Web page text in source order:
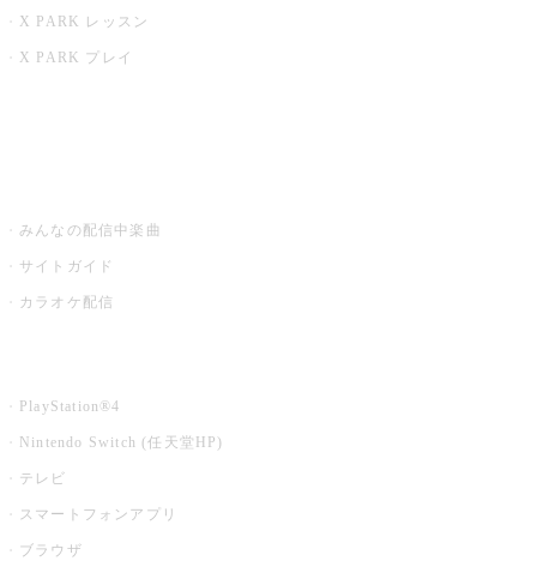
X PARK レッスン
X PARK プレイ
みんなの配信中楽曲
サイトガイド
カラオケ配信
PlayStation®4
Nintendo Switch (任天堂HP)
テレビ
スマートフォンアプリ
ブラウザ